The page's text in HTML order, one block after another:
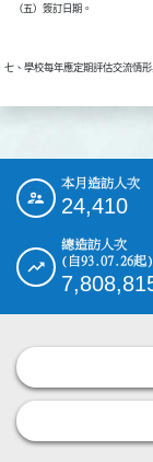
::: 本月造訪人次
24,410
總造訪人次
(自93.07.26起)